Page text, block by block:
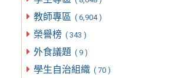
教師專區 ( 6,904 )
榮譽榜 ( 343 )
外食議題 ( 9 )
學生自治組織 ( 70 )